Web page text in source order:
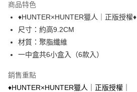
Apple Pay
街口支付
悠遊付
AFTEE先享後付
商品特色
♦︎HUNTER×HUNTER獵人｜正版授權♦︎
尺寸：約高9.2CM
材質：聚脂纖維
一中盒共6小盒入（6款入）
銷售重點
♦︎HUNTER×HUNTER獵人｜正版授權｜